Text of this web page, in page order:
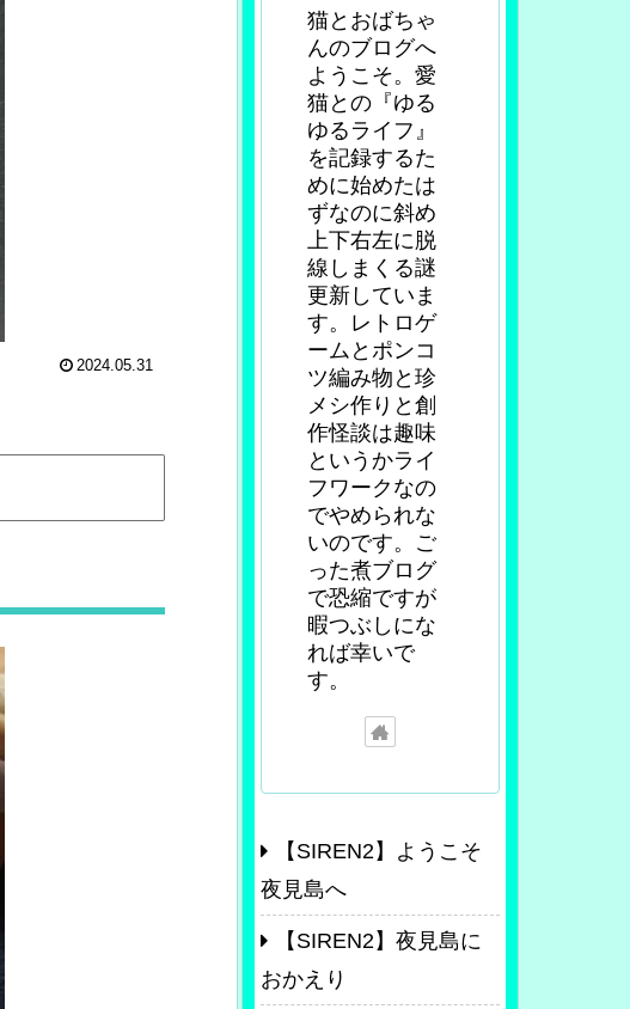
2024.05.31
猫とおばちゃ
んのブログへ
ようこそ。愛
猫との『ゆる
ゆるライフ』
を記録するた
めに始めたは
ずなのに斜め
上下右左に脱
線しまくる謎
更新していま
す。レトロゲ
ームとポンコ
ツ編み物と珍
メシ作りと創
作怪談は趣味
というかライ
フワークなの
でやめられな
いのです。ご
った煮ブログ
で恐縮ですが
暇つぶしにな
れば幸いで
す。
【SIREN2】ようこそ
夜見島へ
【SIREN2】夜見島に
おかえり